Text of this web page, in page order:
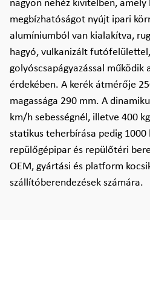
nagyon nehéz kivitelben,
megbízhatóságot nyújt ipari
alumíniumból van kialakítva,
hagyó, vulkanizált
golyóscsapágyazással működik
érdekében. A kerék átmérője
magassága 290 mm. A
km/h sebességnél, illetve 400
statikus teherbírása pedig 1000
repülőgépipar és repülőtéri
OEM, gyártási és platform
szállítóberendezések számára.